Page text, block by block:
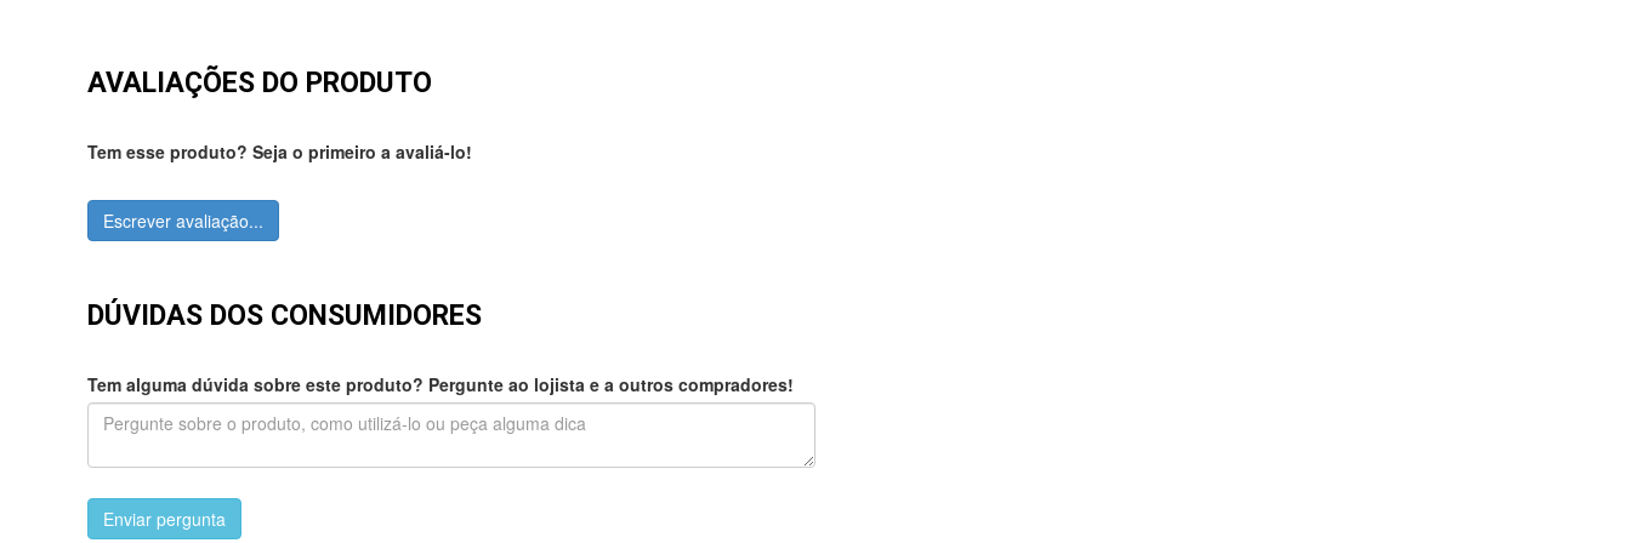
AVALIAÇÕES DO PRODUTO
Tem esse produto? Seja o primeiro a avaliá-lo!
Escrever avaliação...
DÚVIDAS DOS CONSUMIDORES
Tem alguma dúvida sobre este produto? Pergunte ao lojista e a outros compradores!
Enviar pergunta